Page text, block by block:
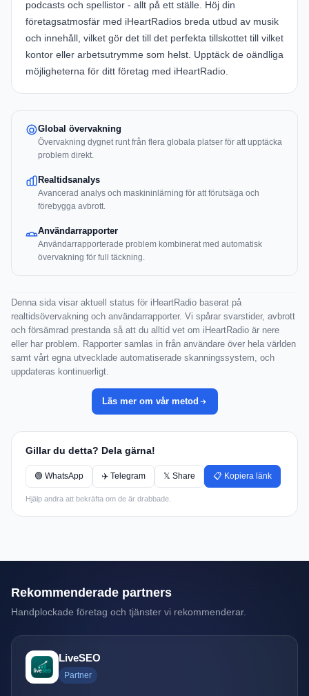
podcasts och spellistor - allt på ett ställe. Höj din
företagsatmosfär med iHeartRadios breda utbud av musik
och innehåll, vilket gör det till det perfekta tillskottet till vilket
kontor eller arbetsutrymme som helst. Upptäck de oändliga
möjligheterna för ditt företag med iHeartRadio.
Global övervakning
Övervakning dygnet runt från flera globala platser för att upptäcka
problem direkt.
Realtidsanalys
Avancerad analys och maskininlärning för att förutsäga och
förebygga avbrott.
Användarrapporter
Användarrapporterade problem kombinerat med automatisk
övervakning för full täckning.
Denna sida visar aktuell status för iHeartRadio baserat på
realtidsövervakning och användarrapporter. Vi spårar svarstider, avbrott
och försämrad prestanda så att du alltid vet om iHeartRadio är nere
eller har problem. Rapporter samlas in från användare över hela världen
samt vårt egna utvecklade automatiserade skanningssystem, och
uppdateras kontinuerligt.
Läs mer om vår metod
Gillar du detta? Dela gärna!
🟢 WhatsApp ✈️ Telegram 𝕏 Share 📋 Kopiera länk
Hjälp andra att bekräfta om de är drabbade.
Rekommenderade partners
Handplockade företag och tjänster vi rekommenderar.
LiveSEO
Partner